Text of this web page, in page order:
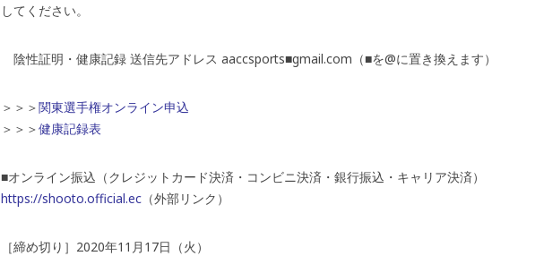
してください。
陰性証明・健康記録 送信先アドレス aaccsports■gmail.com（■を@に置き換えます）
＞＞＞関東選手権オンライン申込
＞＞＞健康記録表
■オンライン振込（クレジットカード決済・コンビニ決済・銀行振込・キャリア決済）
https://shooto.official.ec （外部リンク）
［締め切り］2020年11月17日（火）